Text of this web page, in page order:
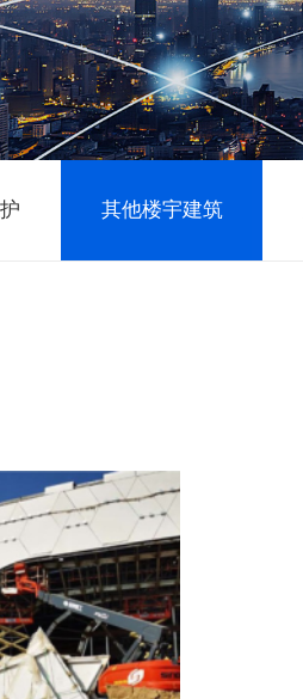
其他楼宇建筑